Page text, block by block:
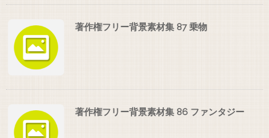
著作権フリー背景素材集 87 乗物
著作権フリー背景素材集 86 ファンタジー